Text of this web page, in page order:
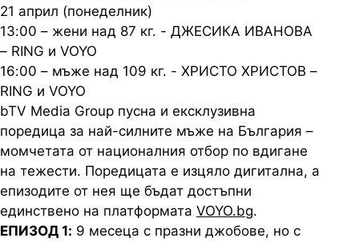
21 април (понеделник)
13:00 – жени над 87 кг. - ДЖЕСИКА ИВАНОВА
– RING и VOYO
16:00 – мъже над 109 кг. - ХРИСТО ХРИСТОВ –
RING и VOYO
bTV Media Group пусна и ексклузивна
поредица за най-силните мъже на България –
момчетата от националния отбор по вдигане
на тежести. Поредицата е изцяло дигитална, а
епизодите от нея ще бъдат достъпни
единствено на платформата VOYO.bg.
ЕПИЗОД 1: 9 месеца с празни джобове, но с